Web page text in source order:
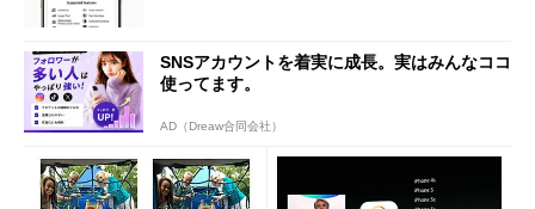
SNSアカウントを着実に成長。実はみんなココ
使ってます。
AD（Dreaw合同会社）